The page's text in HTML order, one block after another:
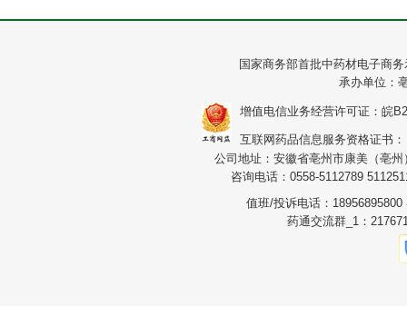
国家商务部首批中药材电子商
承办单位：
增值电信业务经营许可证：皖
互联网药品信息服务资格证书
公司地址：安徽省亳州市康美（亳
咨询电话：0558-5112789
值班/投诉电话：18956895800
药通交流群_1：